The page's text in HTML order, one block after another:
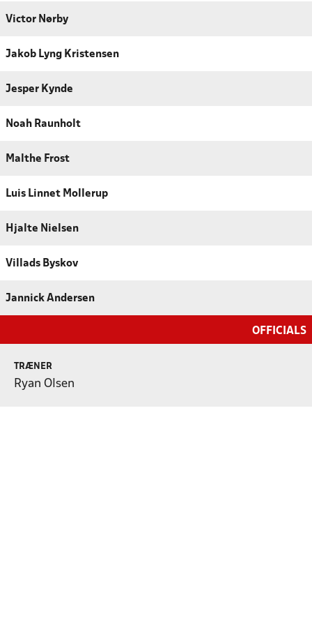
Victor Nørby
Jakob Lyng Kristensen
Jesper Kynde
Noah Raunholt
Malthe Frost
Luis Linnet Mollerup
Hjalte Nielsen
Villads Byskov
Jannick Andersen
OFFICIALS
TRÆNER
Ryan Olsen